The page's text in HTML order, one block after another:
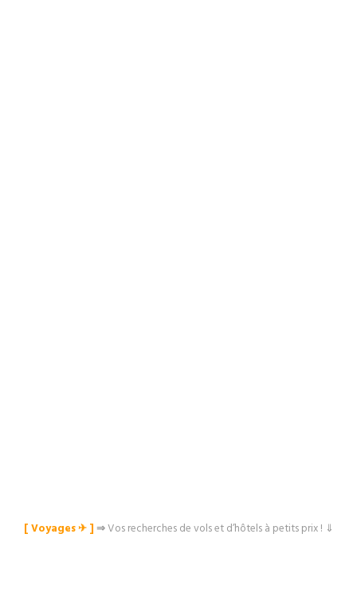
[ Voyages ✈︎ ]⇒Vos recherches de vols et d’hôtels à petits prix ! ⇓